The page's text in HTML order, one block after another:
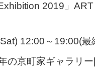
2019」
12:00～19:00(最
の京町家ギャラリ